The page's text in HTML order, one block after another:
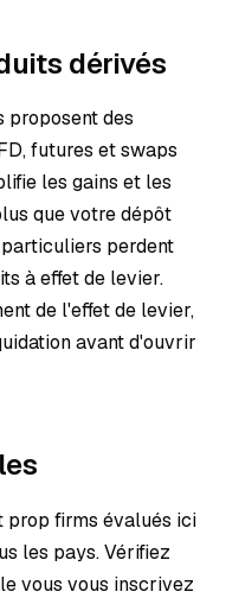
dérivés
proposent des
futures et swaps
les gains et les
que votre dépôt
perdent
à effet de levier.
de l'effet de levier,
avant d'ouvrir
prop firms évalués ici
les pays. Vérifiez
vous vous inscrivez